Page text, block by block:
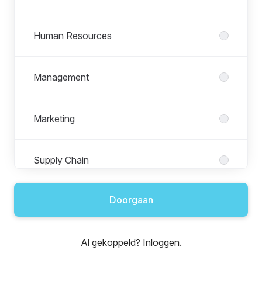
Human Resources
Management
Marketing
Supply Chain
Doorgaan
Al gekoppeld? Inloggen.